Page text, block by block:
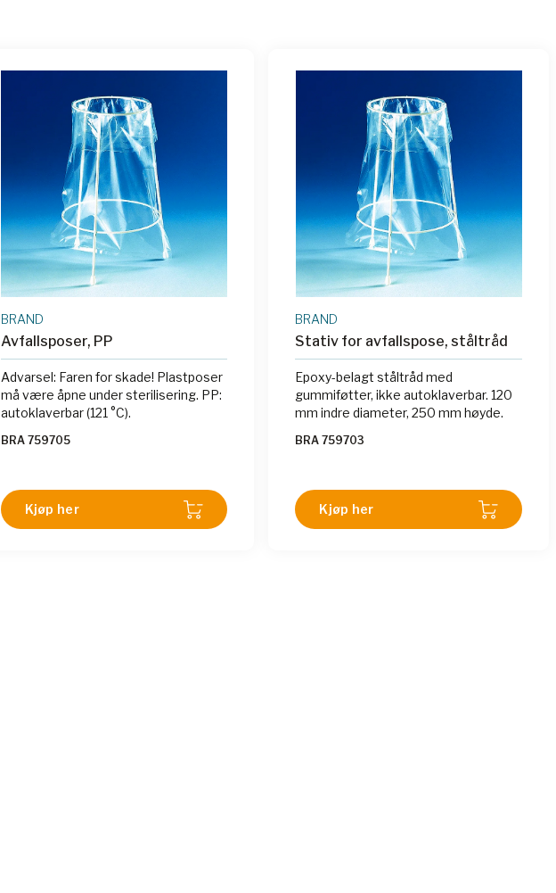
BRAND
Avfallsposer, PP
Advarsel: Faren for skade! Plastposer
må være åpne under sterilisering. PP:
autoklaverbar (121 °C).
BRA 759705
Kjøp her
BRAND
Stativ for avfallspose, ståltråd
Epoxy-belagt ståltråd med
gummiføtter, ikke autoklaverbar. 120
mm indre diameter, 250 mm høyde.
BRA 759703
Kjøp her